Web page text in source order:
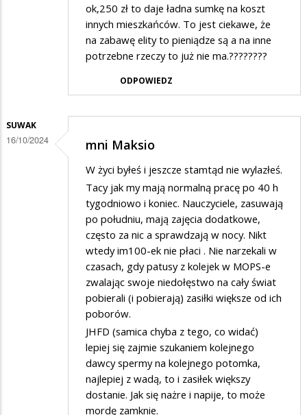
ok,250 zł to daje ładna sumkę na koszt
innych mieszkańców. To jest ciekawe, że
na zabawę elity to pieniądze są a na inne
potrzebne rzeczy to już nie ma.????????
ODPOWIEDZ
SUWAK
16/10/2024 mni Maksio
W życi byłeś i jeszcze stamtąd nie wylazłeś.
Tacy jak my mają normalną pracę po 40 h
tygodniowo i koniec. Nauczyciele, zasuwają
po południu, mają zajęcia dodatkowe,
często za nic a sprawdzają w nocy. Nikt
wtedy im100-ek nie płaci . Nie narzekali w
czasach, gdy patusy z kolejek w MOPS-e
zwalając swoje niedołęstwo na cały świat
pobierali (i pobierają) zasiłki większe od ich
poborów.
JHFD (samica chyba z tego, co widać)
lepiej się zajmie szukaniem kolejnego
dawcy spermy na kolejnego potomka,
najlepiej z wadą, to i zasiłek większy
dostanie. Jak się nażre i napije, to może
mordę zamknie.